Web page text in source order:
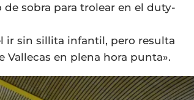
sobra para trolear en el duty-
ir sin sillita infantil, pero resulta
Vallecas en plena hora punta».